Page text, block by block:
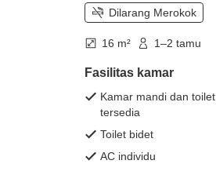
Dilarang Merokok
16 m² 1–2 tamu
Fasilitas kamar
Kamar mandi dan toilet
tersedia
Toilet bidet
AC individu